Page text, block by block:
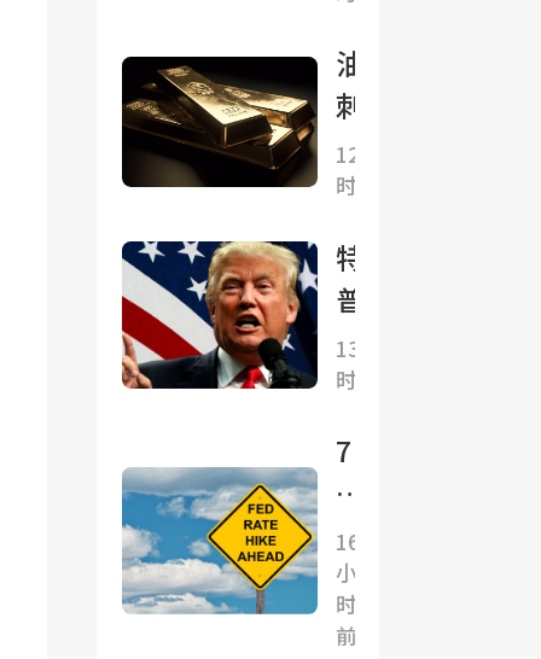
看?
收
CIO
称AI
正让
就业
失效
加息
“已
无意
义”
中期
选举
后怎
么
办？
油价
刺激
通
胀、
削弱
加
息--
黄金
“双
面得
利”
12小
时前
特朗
普再
度寻
求解
克、
被曝
密联
沃什
美联
13小
时前
7
月
非
农
降
16
小
时
前